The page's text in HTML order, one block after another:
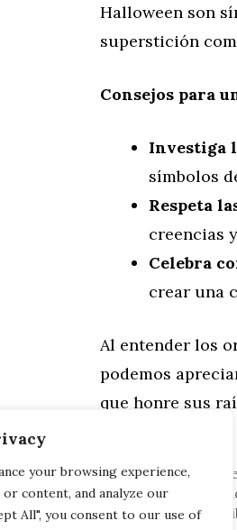
your browsing experience,
content, and analyze our
All", you consent to our use of
Halloween son
superstición
Consejos para
Investiga
símbolos
Respeta
creencias
Celebra
crear una
Al entender los
podemos
que honre sus
Guía Completa
hasta Casas
Guía Básica de